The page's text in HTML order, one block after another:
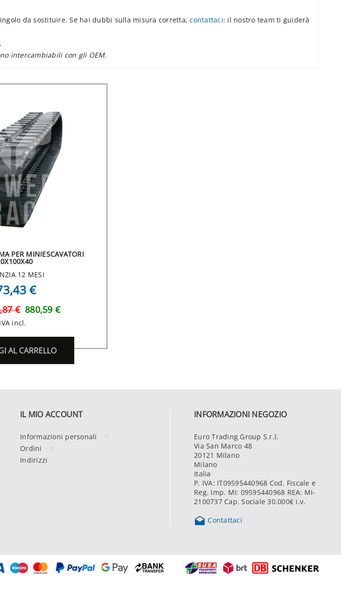
da sostituire. Se hai dubbi sulla misura corretta,contattaci: il nostro team ti guiderà
intercambiabili con gli OEM.
PER MINIESCAVATORI
12 MESI
€
€ 880,59 €
IVA incl.
AL CARRELLO
IL MIO ACCOUNT
Informazioni personali
Ordini
Indirizzi
INFORMAZIONI NEGOZIO
Euro Trading Group S.r.l.
Via San Marco 48
20121 Milano
Milano
Italia
P. IVA: IT09595440968 Cod. Fiscale e
Reg. Imp. MI: 09595440968 REA: MI-
2100737 Cap. Sociale 30.000€ i.v.
 Contattaci